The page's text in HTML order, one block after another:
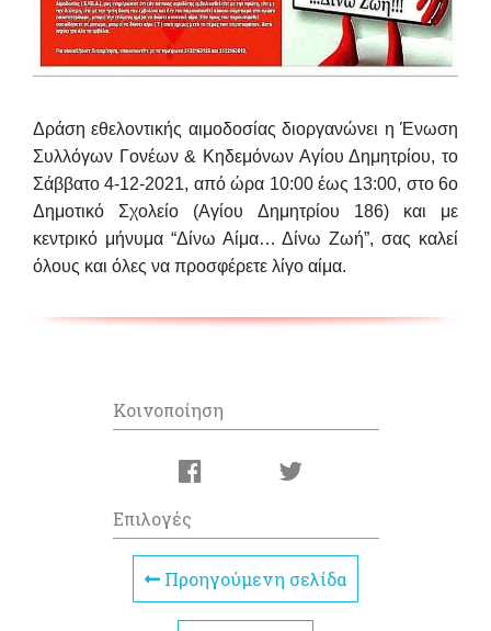
Δράση εθελοντικής αιμοδοσίας διοργανώνει η Ένωση
Συλλόγων Γονέων & Κηδεμόνων Αγίου Δημητρίου, το
Σάββατο 4-12-2021, από ώρα 10:00 έως 13:00, στο 6ο
Δημοτικό Σχολείο (Αγίου Δημητρίου 186) και με
κεντρικό μήνυμα “Δίνω Αίμα… Δίνω Ζωή”, σας καλεί
όλους και όλες να προσφέρετε λίγο αίμα.
Κοινοποίηση
Επιλογές
Προηγούμενη σελίδα